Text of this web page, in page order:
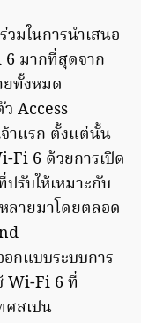
วมในการนำเสนอ
6 มากที่สุดจาก
ยทั้งหมด
Access
าแรก ตั้งแต่นั้น
Fi 6 ด้วยการเปิด
รับให้เหมาะกับ
ลายมาโดยตลอด
กแบบระบบการ
Wi-Fi 6 ที่
ศสเปน